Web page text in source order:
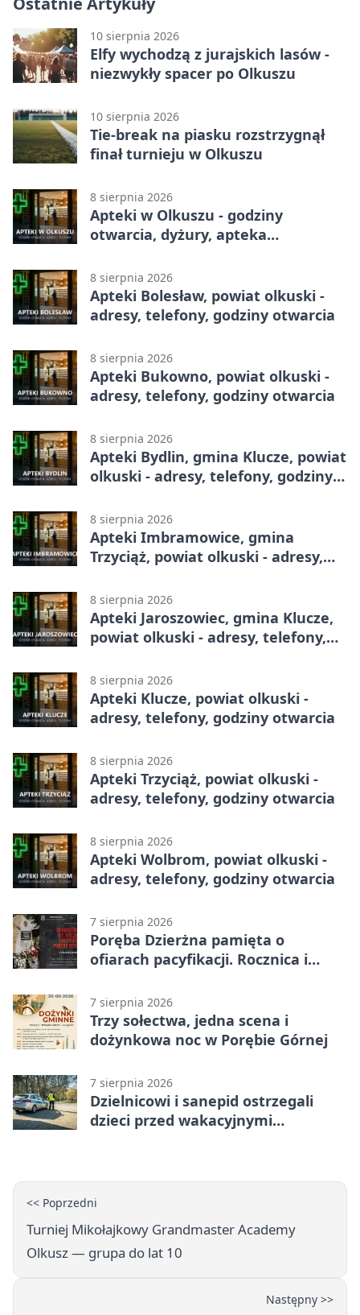
10 sierpnia 2026
Elfy wychodzą z jurajskich lasów -
niezwykły spacer po Olkuszu
10 sierpnia 2026
Tie-break na piasku rozstrzygnął
finał turnieju w Olkuszu
8 sierpnia 2026
Apteki w Olkuszu - godziny
otwarcia, dyżury, apteka
8 sierpnia 2026
Apteki Bolesław, powiat olkuski -
adresy, telefony, godziny otwarcia
8 sierpnia 2026
Apteki Bukowno, powiat olkuski -
adresy, telefony, godziny otwarcia
8 sierpnia 2026
Apteki Bydlin, gmina Klucze, powiat
olkuski - adresy, telefony, godziny
8 sierpnia 2026
Apteki Imbramowice, gmina
Trzyciąż, powiat olkuski - adresy,
8 sierpnia 2026
Apteki Jaroszowiec, gmina Klucze,
powiat olkuski - adresy, telefony,
8 sierpnia 2026
Apteki Klucze, powiat olkuski -
adresy, telefony, godziny otwarcia
8 sierpnia 2026
Apteki Trzyciąż, powiat olkuski -
adresy, telefony, godziny otwarcia
8 sierpnia 2026
Apteki Wolbrom, powiat olkuski -
adresy, telefony, godziny otwarcia
7 sierpnia 2026
Poręba Dzierżna pamięta o
ofiarach pacyfikacji. Rocznica i
7 sierpnia 2026
Trzy sołectwa, jedna scena i
dożynkowa noc w Porębie Górnej
7 sierpnia 2026
Dzielnicowi i sanepid ostrzegali
dzieci przed wakacyjnymi
<< Poprzedni
Turniej Mikołajkowy Grandmaster Academy
Olkusz — grupa do lat 10
Następny >>